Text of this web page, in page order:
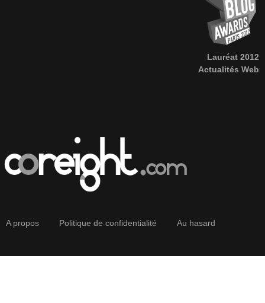
Lauréat 2012
Actualités Web
A propos Politique de confidentialité Au hasard